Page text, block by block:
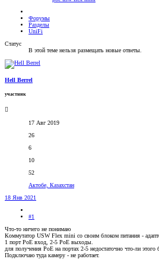
Форумы
Разделы
UniFi
Статус
В этой теме нельзя размещать новые ответы.
Hell Berrel
участник
17 Авг 2019
26
6
10
52
Актобе, Казахстан
18 Янв 2021
#1
Что-то ничего не понимаю
Коммутатор USW Flex mini со своим блоком питания -
1 порт PoE вход, 2-5 PoE выходы.
для получения PoE на портах 2-5 недостаточно что-ли этого
Подключаю туда камеру - не работает.